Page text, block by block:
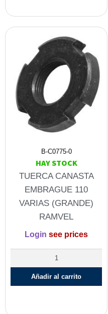
B-C0775-0
HAY STOCK
TUERCA CANASTA
EMBRAGUE 110
VARIAS (GRANDE)
RAMVEL
Login see prices
Añadir al carrito